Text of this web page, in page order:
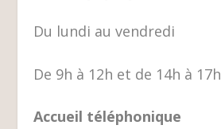
Du lundi au vendredi
De 9h à 12h et de 14h à 17h
Accueil téléphonique